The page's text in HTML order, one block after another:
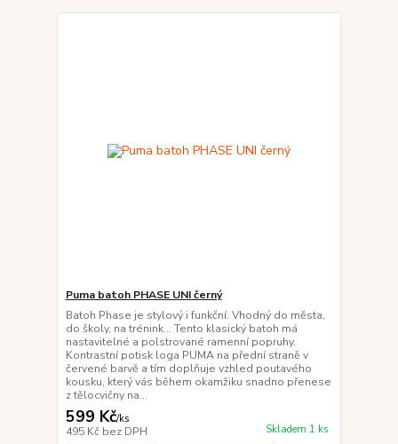
Puma batoh PHASE UNI černý
Batoh Phase je stylový i funkční. Vhodný do města,
do školy, na trénink... Tento klasický batoh má
nastavitelné a polstrované ramenní popruhy.
Kontrastní potisk loga PUMA na přední straně v
červené barvě a tím doplňuje vzhled poutavého
kousku, který vás během okamžiku snadno přenese
z tělocvičny na...
599 Kč/ks
495 Kč bez DPH Skladem 1 ks